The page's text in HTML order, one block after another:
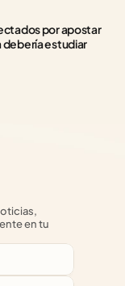
por apostar
debería estudiar
en tu